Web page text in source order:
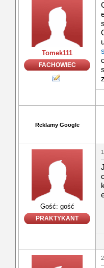
Tomek111
FACHOWIEC
Reklamy Google
Gość: gość
PRAKTYKANT